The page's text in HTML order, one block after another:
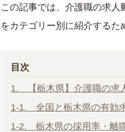
この記事では、介護職の求
をカテゴリー別に紹介するた
目次
1. 【栃木県】介護職の求
1-1. 全国と栃木県の有効
1-2. 栃木県の採用率・離